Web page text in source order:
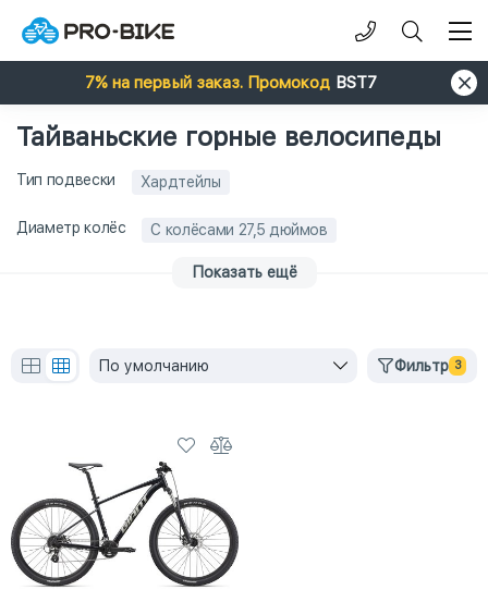
7% на первый заказ. Промокод BST7
Тайваньские горные велосипеды
Тип подвески Хардтейлы
Диаметр колёс С колёсами 27,5 дюймов
Показать ещё
По умолчанию Фильтр 3